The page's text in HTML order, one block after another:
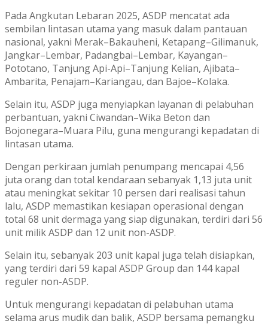
Pada Angkutan Lebaran 2025, ASDP mencatat ada
sembilan lintasan utama yang masuk dalam pantauan
nasional, yakni Merak–Bakauheni, Ketapang–Gilimanuk,
Jangkar–Lembar, Padangbai–Lembar, Kayangan–
Pototano, Tanjung Api-Api–Tanjung Kelian, Ajibata–
Ambarita, Penajam–Kariangau, dan Bajoe–Kolaka.
Selain itu, ASDP juga menyiapkan layanan di pelabuhan
perbantuan, yakni Ciwandan–Wika Beton dan
Bojonegara–Muara Pilu, guna mengurangi kepadatan di
lintasan utama.
Dengan perkiraan jumlah penumpang mencapai 4,56
juta orang dan total kendaraan sebanyak 1,13 juta unit
atau meningkat sekitar 10 persen dari realisasi tahun
lalu, ASDP memastikan kesiapan operasional dengan
total 68 unit dermaga yang siap digunakan, terdiri dari 56
unit milik ASDP dan 12 unit non-ASDP.
Selain itu, sebanyak 203 unit kapal juga telah disiapkan,
yang terdiri dari 59 kapal ASDP Group dan 144 kapal
reguler non-ASDP.
Untuk mengurangi kepadatan di pelabuhan utama
selama arus mudik dan balik, ASDP bersama pemangku